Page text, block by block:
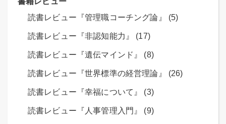
読書レビュー『管理職コーチング論』 (5)
読書レビュー『非認知能力』 (17)
読書レビュー『遺伝マインド』 (8)
読書レビュー『世界標準の経営理論』 (26)
読書レビュー『幸福について』 (3)
読書レビュー『人事管理入門』 (9)